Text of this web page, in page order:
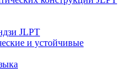
JLPT
и устойчивые